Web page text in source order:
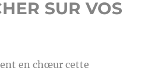
SUR VOS
en chœur cette